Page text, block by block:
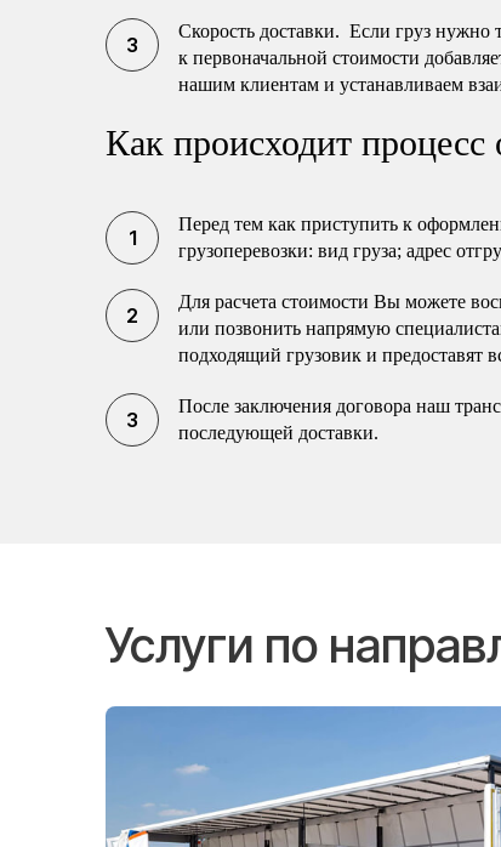
Скорость доставки. Если груз нужно
к первоначальной стоимости
нашим клиентам и устанавливаем
Как происходит
Перед тем как приступить к
грузоперевозки: вид груза; адрес
Для расчета стоимости Вы можете
или позвонить напрямую
подходящий грузовик и предоставят
После заключения договора наш
последующей доставки.
Услуги по